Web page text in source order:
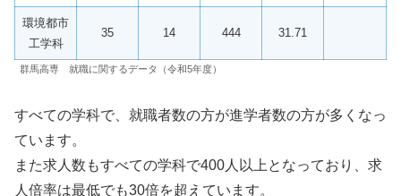
環境都市
工学科
35 14 444 31.71
群馬高専 就職に関するデータ（令和5年度）
すべての学科で、就職者数の方が進学者数の方が多くなっ
ています。
また求人数もすべての学科で400人以上となっており、求
人倍率は最低でも30倍を超えています。